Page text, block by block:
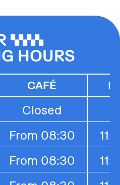
0000
HOURS
CAFÉ
Closed
From 08:30
From 08:30